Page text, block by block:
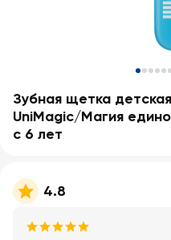
Зубная щетка
UniMagic/Магия
с 6 лет
4.8